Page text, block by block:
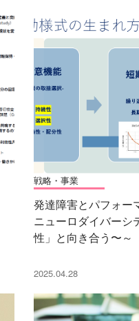
戦略・事業
発達障害とパフォー
ニューロダイバーシ
性」と向き合う〜～
2025.04.28